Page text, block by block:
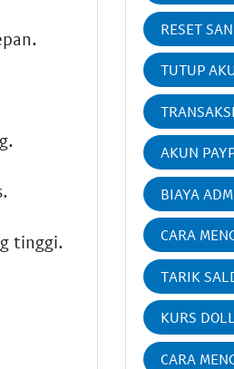
tinggi.
RESET
TUTUP
AKUN
BIAYA
CARA
TARIK
KURS
CARA